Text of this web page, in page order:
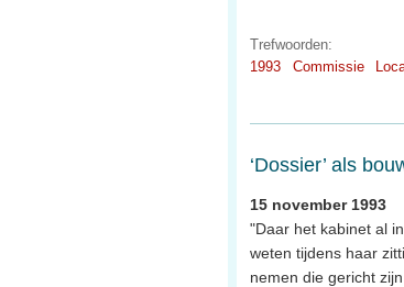
Trefwoorden:
1993
Commissie
‘Dossier’ als
15 november 1993
"Daar het kabinet al
weten tijdens haar
nemen die gericht